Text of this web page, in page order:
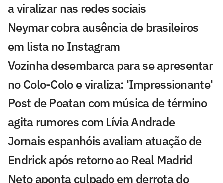
a viralizar nas redes sociais
Neymar cobra ausência de brasileiros
em lista no Instagram
Vozinha desembarca para se apresentar
no Colo-Colo e viraliza: 'Impressionante'
Post de Poatan com música de término
agita rumores com Lívia Andrade
Jornais espanhóis avaliam atuação de
Endrick após retorno ao Real Madrid
Neto aponta culpado em derrota do